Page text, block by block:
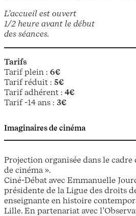
L’accueil est ouvert
1/2 heure avant le début
des séances.
Tarifs
Tarif plein : 6€
Tarif réduit : 5€
Tarif adhérent : 4€
Tarif -14 ans : 3€
Imaginaires de cinéma
Projection organisée dans le
de cinéma ».
Ciné-Débat avec Emmanuelle
présidente de la Ligue des droits
enseignante en histoire
Lille. En partenariat avec